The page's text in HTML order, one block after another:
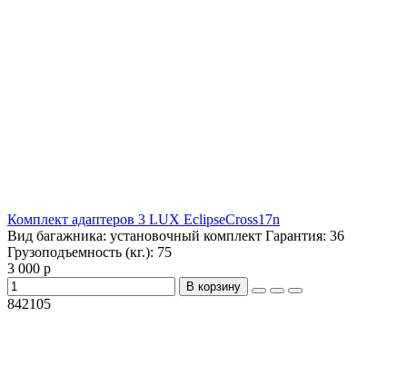
Комплект адаптеров 3 LUX EclipseCross17n
Вид багажника: установочный комплект Гарантия: 36
Грузоподъемность (кг.): 75
3 000 р
В корзину
842105